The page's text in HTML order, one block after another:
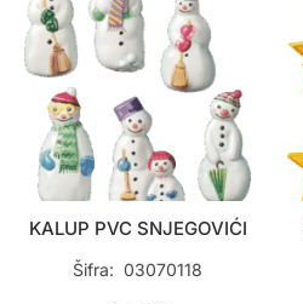
KALUP PVC SNJEGOVIĆI
Šifra: 03070118